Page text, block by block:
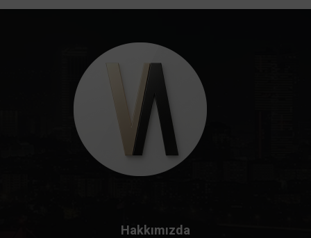
Hakkımızda